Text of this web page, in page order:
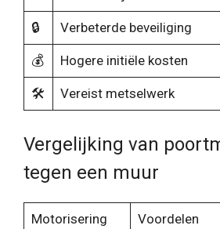
🔒 Verbeterde beveiliging
💰 Hogere initiële kosten
🛠 Vereist metselwerk
Vergelijking van
tegen een muur
Motorisering Voordelen